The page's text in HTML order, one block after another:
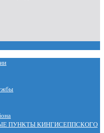
ПУНКТЫ КИНГИСЕППСКОГО